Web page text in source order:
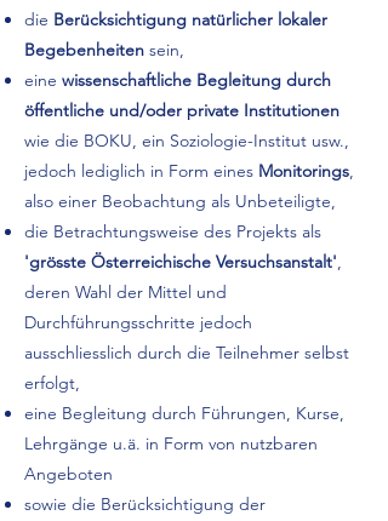
die Berücksichtigung natürlicher lokaler
Begebenheiten sein,
eine wissenschaftliche Begleitung durch
öffentliche und/oder private Institutionen
wie die BOKU, ein Soziologie-Institut usw.,
jedoch lediglich in Form eines Monitorings,
also einer Beobachtung als Unbeteiligte,
die Betrachtungsweise des Projekts als
'grösste Österreichische Versuchsanstalt',
deren Wahl der Mittel und
Durchführungsschritte jedoch
ausschliesslich durch die Teilnehmer selbst
erfolgt,
eine Begleitung durch Führungen, Kurse,
Lehrgänge u.ä. in Form von nutzbaren
Angeboten
sowie die Berücksichtigung der